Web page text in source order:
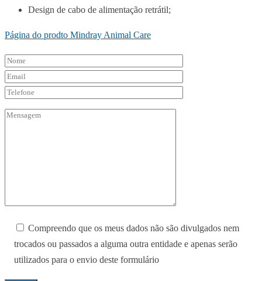
Design de cabo de alimentação retrátil;
Página do prodto Mindray Animal Care
Compreendo que os meus dados não são divulgados nem
trocados ou passados a alguma outra entidade e apenas serão
utilizados para o envio deste formulário